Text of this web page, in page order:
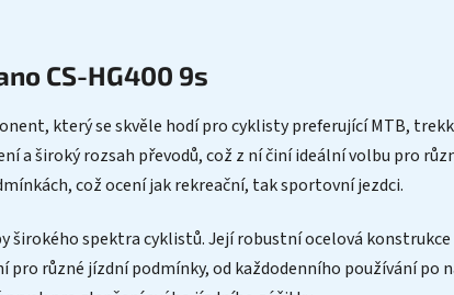
CS-HG400 9s
který se skvěle hodí pro cyklisty preferující MTB,
a široký rozsah převodů, což z ní činí ideální volbu pro
což ocení jak rekreační, tak sportovní jezdci.
širokého spektra cyklistů. Její robustní ocelová
různé jízdní podmínky, od každodenního používání po